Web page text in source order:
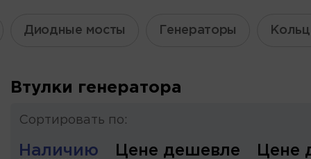
Диодные мосты Генераторы
Втулки генератора
Сортировать по:
Наличию Цене дешевле Цене